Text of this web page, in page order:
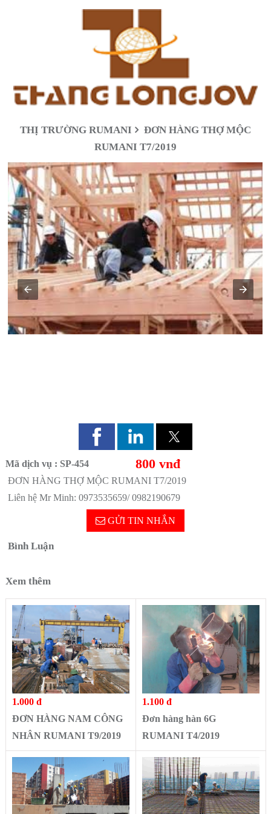
THỊ TRƯỜNG RUMANI
ĐƠN HÀNG THỢ MỘC
RUMANI T7/2019
Mã dịch vụ : SP-454 800 vnđ
ĐƠN HÀNG THỢ MỘC RUMANI T7/2019
Liên hệ Mr Minh: 0973535659/ 0982190679
GỬI TIN NHẮN
Bình Luận
Xem thêm
1.000 đ
ĐƠN HÀNG NAM CÔNG
NHÂN RUMANI T9/2019
1.100 đ
Đơn hàng hàn 6G
RUMANI T4/2019